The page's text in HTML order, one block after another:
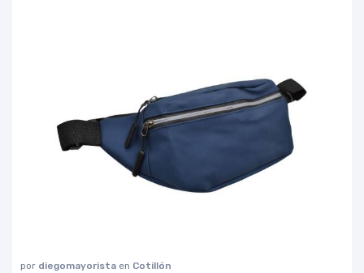
por diegomayorista en Cotillón